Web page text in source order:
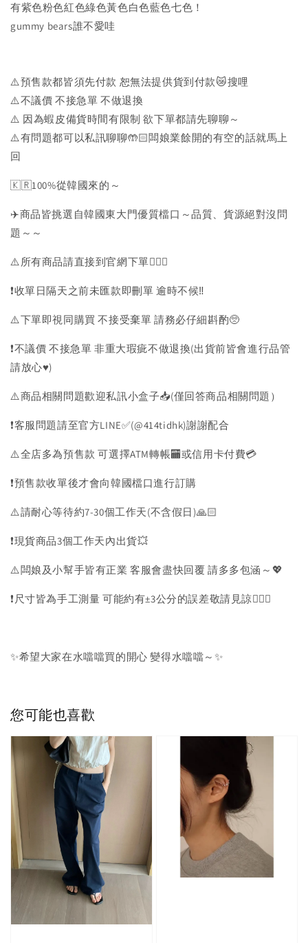
有紫色粉色紅色綠色黃色白色藍色七色！
gummy bears誰不愛哇
⚠️預售款都皆須先付款 恕無法提供貨到付款😿搜哩
⚠️不議價 不接急單 不做退換
⚠️ 因為蝦皮備貨時間有限制 欲下單都請先聊聊～
⚠️有問題都可以私訊聊聊🤲🏻闆娘業餘開的有空的話就馬上
回
🇰🇷100%從韓國來的～
✈️商品皆挑選自韓國東大門優質檔口～品質、貨源絕對沒問
題～～
⚠️所有商品請直接到官網下單💁🏻‍♀️
❗️收單日隔天之前未匯款即刪單 逾時不候‼️
⚠️下單即視同購買 不接受棄單 請務必仔細斟酌🥺
❗️不議價 不接急單 非重大瑕疵不做退換(出貨前皆會進行品管
請放心♥️)
⚠️商品相關問題歡迎私訊小盒子📥(僅回答商品相關問題）
❗️客服問題請至官方LINE✅(@414tidhk)謝謝配合
⚠️全店多為預售款 可選擇ATM轉帳🏧或信用卡付費💳
❗️預售款收單後才會向韓國檔口進行訂購
⚠️請耐心等待約7-30個工作天(不含假日)🙏🏻
❗️現貨商品3個工作天內出貨💥
⚠️闆娘及小幫手皆有正業 客服會盡快回覆 請多多包涵～💖
❗️尺寸皆為手工測量 可能約有±3公分的誤差敬請見諒🙇🏻‍♀️
✨希望大家在水噹噹買的開心 變得水噹噹～✨
您可能也喜歡